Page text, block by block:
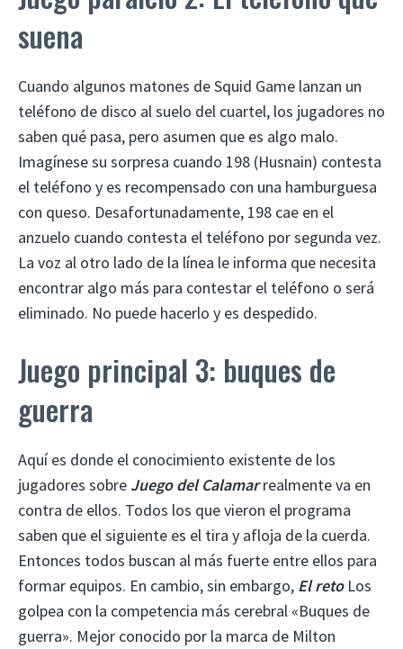
suena
Cuando algunos matones de Squid Game lanzan un
teléfono de disco al suelo del cuartel, los jugadores no
saben qué pasa, pero asumen que es algo malo.
Imagínese su sorpresa cuando 198 (Husnain) contesta
el teléfono y es recompensado con una hamburguesa
con queso. Desafortunadamente, 198 cae en el
anzuelo cuando contesta el teléfono por segunda vez.
La voz al otro lado de la línea le informa que necesita
encontrar algo más para contestar el teléfono o será
eliminado. No puede hacerlo y es despedido.
Juego principal 3: buques de
guerra
Aquí es donde el conocimiento existente de los
jugadores sobre Juego del Calamarrealmente va en
contra de ellos. Todos los que vieron el programa
saben que el siguiente es el tira y afloja de la cuerda.
Entonces todos buscan al más fuerte entre ellos para
formar equipos. En cambio, sin embargo, El retoLos
golpea con la competencia más cerebral «Buques de
guerra». Mejor conocido por la marca de Milton